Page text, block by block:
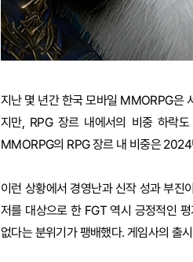
지난 몇 년간 한국 모바일 MMORPG은
지만, RPG 장르 내에서의 비중 하락
MMORPG의 RPG 장르 내 비중은
이런 상황에서 경영난과 신작 성과 부진
저를 대상으로 한 FGT 역시 긍정적인
없다는 분위기가 팽배했다. 게임사의 출